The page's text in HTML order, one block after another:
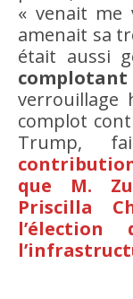
« venait me
amenait sa
était aussi
complotant
verrouillage
complot
Trump,
que M.
Priscilla